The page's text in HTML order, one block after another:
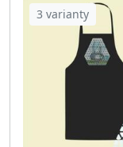
3 varianty